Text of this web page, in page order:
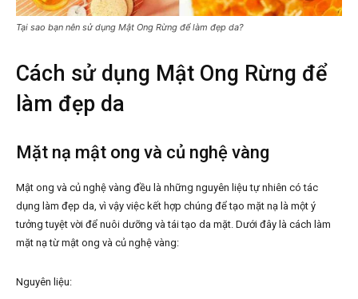
Tại sao bạn nên sử dụng Mật Ong Rừng để làm đẹp da?
Cách sử dụng Mật Ong Rừng để
làm đẹp da
Mặt nạ mật ong và củ nghệ vàng
Mật ong và củ nghệ vàng đều là những nguyên liệu tự nhiên có tác
dụng làm đẹp da, vì vậy việc kết hợp chúng để tạo mặt nạ là một ý
tưởng tuyệt vời để nuôi dưỡng và tái tạo da mặt. Dưới đây là cách làm
mặt nạ từ mật ong và củ nghệ vàng:
Nguyên liệu: